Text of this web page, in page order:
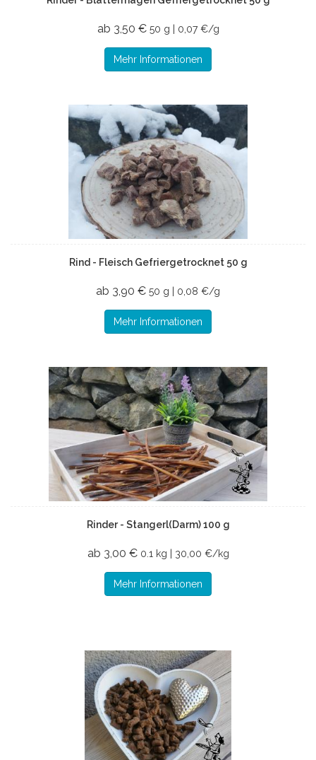
ab 3,50 € 50 g | 0,07 €/g
Mehr Informationen
Rind - Fleisch Gefriergetrocknet 50 g
ab 3,90 € 50 g | 0,08 €/g
Mehr Informationen
Rinder - Stangerl(Darm) 100 g
ab 3,00 € 0.1 kg | 30,00 €/kg
Mehr Informationen